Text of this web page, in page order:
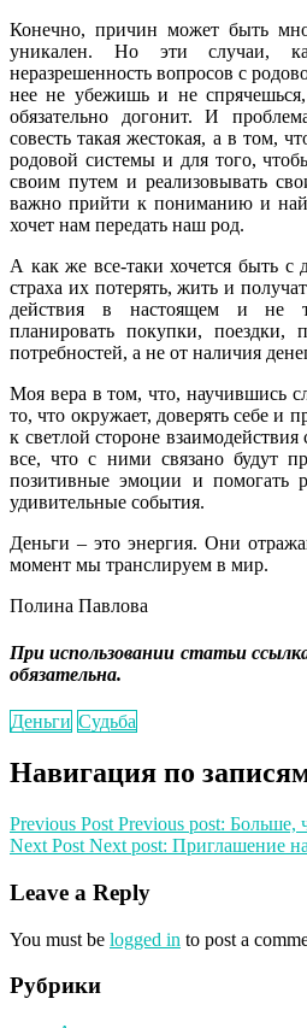
Конечно, причин может быть
уникален. Но эти случаи,
неразрешенность вопросов с
нее не убежишь и не
обязательно догонит. И
совесть такая жестокая, а в том,
родовой системы и для того,
своим путем и реализовывать
важно прийти к пониманию и
хочет нам передать наш род.
А как же все-таки хочется быть
страха их потерять, жить и
действия в настоящем и не
планировать покупки, поездки,
потребностей, а не от наличия
Моя вера в том, что, научившись
то, что окружает, доверять себе и
к светлой стороне
все, что с ними связано будут
позитивные эмоции и помогать
удивительные события.
Деньги – это энергия. Они
момент мы транслируем в мир.
Полина Павлова
При использовании статьи
обязательна.
Деньги Судьба
Навигация по
Previous Post Previous post: Больше,
Next Post Next post: Приглашение
Leave a Reply
You must be logged in to post a
Рубрики